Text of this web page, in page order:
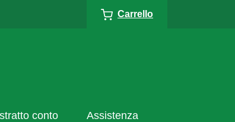
Carrello
conto Assistenza